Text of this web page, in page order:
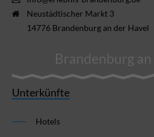
Neustädtischer Markt 3
14776 Brandenburg an der Havel
Brandenburg
Unterkünfte
Hotels